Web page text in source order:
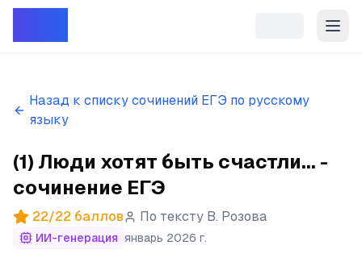
Назад к списку сочинений ЕГЭ по русскому
языку
(1) Люди хотят быть счастли... -
сочинение ЕГЭ
22/22 баллов По тексту В. Розова
ИИ-генерация январь 2026 г.